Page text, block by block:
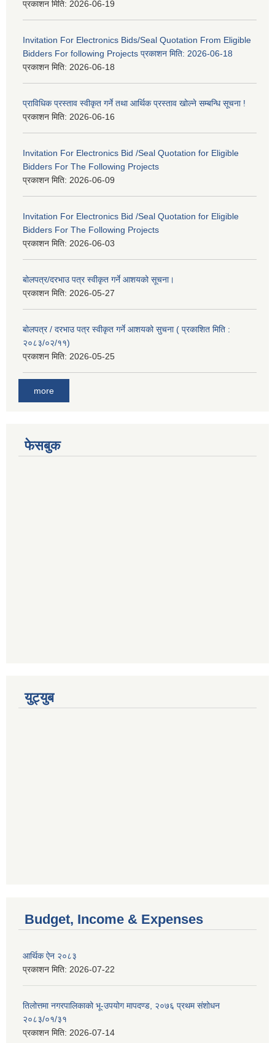
प्रकाशन मिति: 2026-06-19
Invitation For Electronics Bids/Seal Quotation From Eligible
Bidders For following Projects प्रकाशन मिति: 2026-06-18
प्रकाशन मिति: 2026-06-18
प्राविधिक प्रस्ताव स्वीकृत गर्ने तथा आर्थिक प्रस्ताव खोल्ने सम्बन्धि सूचना !
प्रकाशन मिति: 2026-06-16
Invitation For Electronics Bid /Seal Quotation for Eligible
Bidders For The Following Projects
प्रकाशन मिति: 2026-06-09
Invitation For Electronics Bid /Seal Quotation for Eligible
Bidders For The Following Projects
प्रकाशन मिति: 2026-06-03
बोलपत्र/दरभाउ पत्र स्वीकृत गर्ने आशयको सूचना।
प्रकाशन मिति: 2026-05-27
बोलपत्र / दरभाउ पत्र स्वीकृत गर्ने आशयको सुचना ( प्रकाशित मिति :
२०८३/०२/११)
प्रकाशन मिति: 2026-05-25
more
फेसबुक
युट्युब
Budget, Income & Expenses
आर्थिक ऐन २०८३
प्रकाशन मिति: 2026-07-22
तिलोत्तमा नगरपालिकाको भू-उपयोग मापदण्ड, २०७६ प्रथम संशोधन
२०८३/०१/३१
प्रकाशन मिति: 2026-07-14